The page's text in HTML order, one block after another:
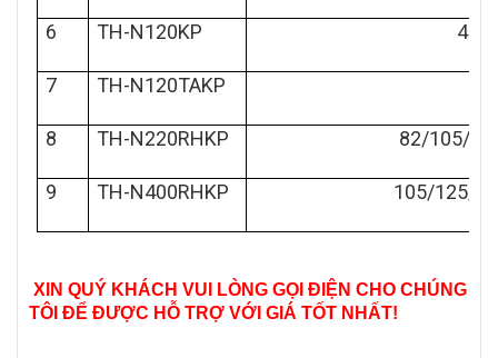
6 TH-N120KP 42/
7 TH-N120TAKP
8 TH-N220RHKP 82/105/
9 TH-N400RHKP 105/125/
XIN QUÝ KHÁCH VUI LÒNG GỌI ĐIỆN CHO CHÚNG
TÔI ĐỂ ĐƯỢC HỖ TRỢ VỚI GIÁ TỐT NHẤT!